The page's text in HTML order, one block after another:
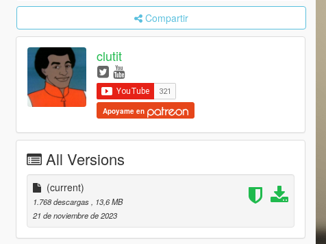
Compartir
clutit
Apoyame en
All Versions
(current)
1.768 descargas, 13,6 MB
21 de noviembre de 2023